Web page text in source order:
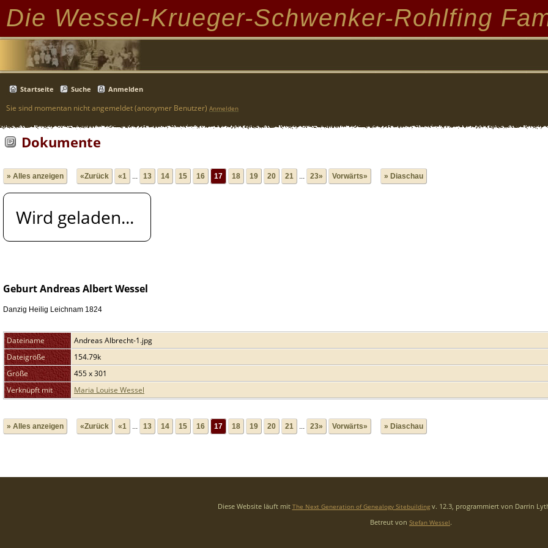
Die Wessel-Krueger-Schwenker-Rohlfing
Startseite Suche Anmelden
Sie sind momentan nicht angemeldet (anonymer Benutzer) Anmelden
Dokumente
» Alles anzeigen «Zurück «1 ... 13 14 15 16 17 18 19 20 21 ... 23» Vorwärts» » Diaschau
Wird geladen...
Geburt Andreas Albert Wessel
Danzig Heilig Leichnam 1824
Dateiname
Andreas Albrecht-1.jpg
Dateigröße
154.79k
Größe
455 x 301
Verknüpft mit
Maria Louise Wessel
» Alles anzeigen «Zurück «1 ... 13 14 15 16 17 18 19 20 21 ... 23» Vorwärts» » Diaschau
Diese Website läuft mit The Next Generation of Genealogy Sitebuildingv. 12.3, programmiert von Darrin
Betreut von Stefan Wessel.